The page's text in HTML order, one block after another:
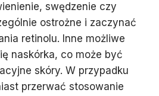
swędzenie czy
ostrożne i zaczynać
retinolu. Inne możliwe
naskórka, co może być
skóry. W przypadku
przerwać stosowanie